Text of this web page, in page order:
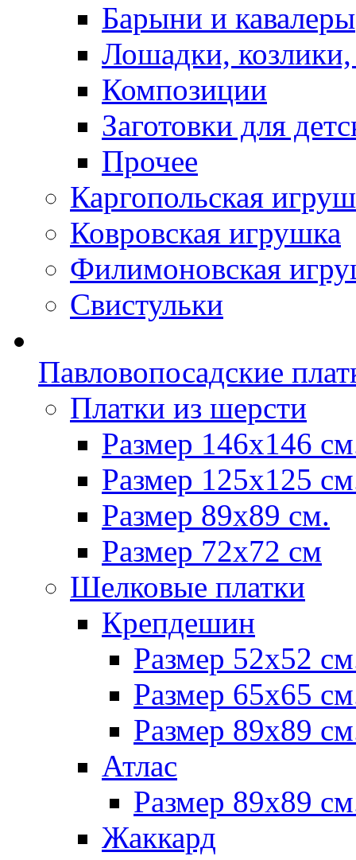
Барыни и кавалеры
Лошадки,
Композиции
Заготовки для
Прочее
Каргопольская
Ковровская игрушка
Филимоновская
Свистульки
Павловопосадские
Платки из шерсти
Размер 146х146
Размер 125х125
Размер 89х89 см.
Размер 72x72 см
Шелковые платки
Крепдешин
Размер 52х52
Размер 65х65
Размер 89х89
Атлас
Размер 89х89
Жаккард